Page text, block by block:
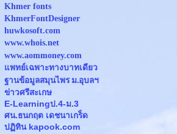
Khmer fonts
KhmerFontDesigner
huwkosoft.com
www.whois.net
www.aommoney.com
แพทย์เฉพาะทางบาทเดียว
ฐานข้อมูลสมุนไพร ม.อุบลฯ
ข่าวศรีสะเกษ
E-Learningป.4-ม.3
ศน.ธนกฤต เดชนาเกร็ด
ปฏิทิน kapook.com